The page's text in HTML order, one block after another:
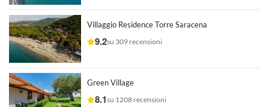
Villaggio Residence Torre Saracena
9.2su 309 recensioni
Green Village
8.1su 1208 recensioni